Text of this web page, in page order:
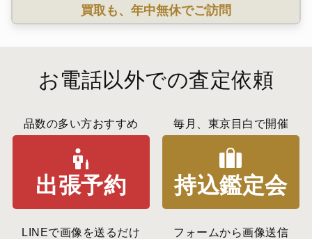
買取も、年中無休でご訪問
お電話以外での査定依頼
品数の多い方おすすめ
出張予約
毎月、東京目白で開催
持込鑑定会
LINEで画像を送るだけ フォームから画像送信